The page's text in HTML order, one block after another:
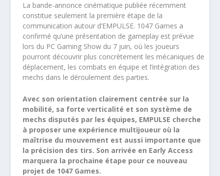
La bande-annonce cinématique publiée récemment
constitue seulement la première étape de la
communication autour d’EMPULSE. 1047 Games a
confirmé qu’une présentation de gameplay est prévue
lors du PC Gaming Show du 7 juin, où les joueurs
pourront découvrir plus concrètement les mécaniques de
déplacement, les combats en équipe et l’intégration des
mechs dans le déroulement des parties.
Avec son orientation clairement centrée sur la
mobilité, sa forte verticalité et son système de
mechs disputés par les équipes, EMPULSE cherche
à proposer une expérience multijoueur où la
maîtrise du mouvement est aussi importante que
la précision des tirs. Son arrivée en Early Access
marquera la prochaine étape pour ce nouveau
projet de 1047 Games.